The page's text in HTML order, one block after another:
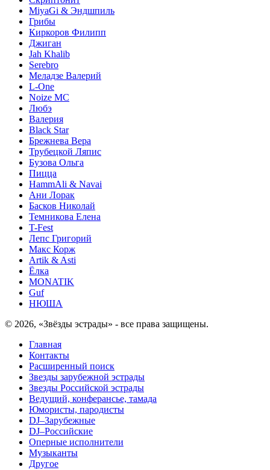
MiyaGi & Эндшпиль
Грибы
Киркоров Филипп
Джиган
Jah Khalib
Serebro
Меладзе Валерий
L-One
Noize MC
Любэ
Валерия
Black Star
Брежнева Вера
Трубецкой Ляпис
Бузова Ольга
Пицца
HammAli & Navai
Ани Лорак
Басков Николай
Темникова Елена
T-Fest
Лепс Григорий
Макс Корж
Artik & Asti
Ёлка
MONATIK
Guf
НЮША
© 2026, «Звёзды эстрады» - все права защищены.
Главная
Контакты
Расширенный поиск
Звезды зарубежной эстрады
Звезды Российской эстрады
Ведущий, конферансье, тамада
Юмористы, пародисты
DJ–Зарубежные
DJ–Российские
Оперные исполнители
Музыканты
Другое